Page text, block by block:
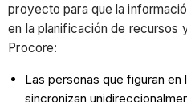
proyecto para que la
en la planificación de recursos
Procore:
Las personas que figuran en
sincronizan